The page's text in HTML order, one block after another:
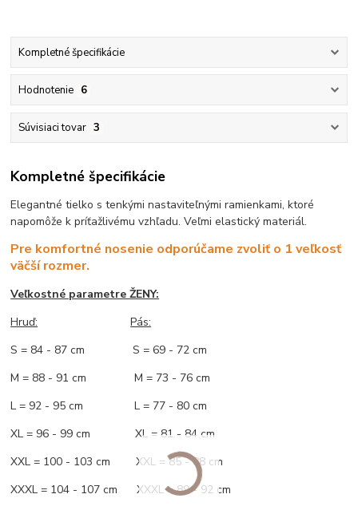
Kompletné špecifikácie
Hodnotenie 6
Súvisiaci tovar 3
Kompletné špecifikácie
Elegantné tielko s tenkými nastaviteľnými ramienkami, ktoré
napomôže k príťažlivému vzhľadu. Veľmi elastický materiál.
Pre komfortné nosenie odporúčame zvoliť o 1 veľkosť
väčší rozmer.
Veľkostné parametre ŽENY:
Hruď:
Pás:
S = 84 - 87 cm S = 69 - 72 cm
M = 88 - 91 cm M = 73 - 76 cm
L = 92 - 95 cm L = 77 - 80 cm
XL = 96 - 99 cm XL = 81 - 84 cm
XXL = 100 - 103 cm XXL = 85 - 88 cm
XXXL = 104 - 107 cm XXXL = 89 - 92 cm